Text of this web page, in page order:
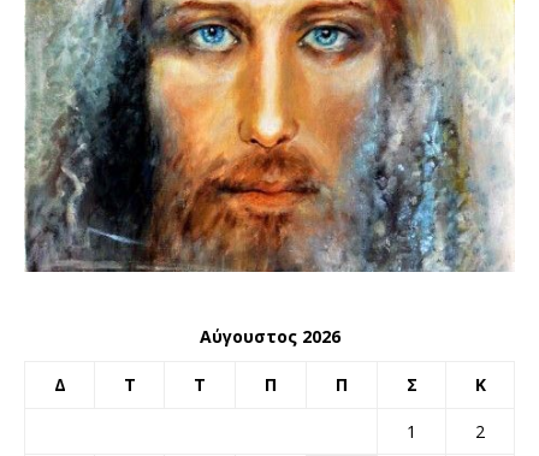
Αύγουστος 2026
Δ Τ Τ Π Π Σ Κ
1
2